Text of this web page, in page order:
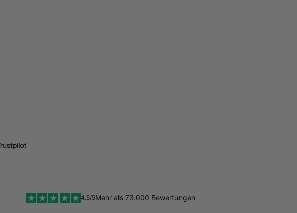
4.5/5Mehr als 73.000 Bewertungen